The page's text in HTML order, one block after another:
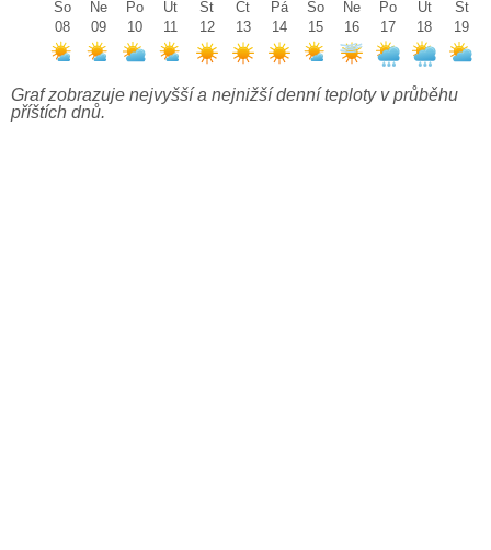
So
08
Ne
09
Po
10
Út
11
St
12
Čt
13
Pá
14
So
15
Ne
16
Po
17
Út
18
St
19
Graf zobrazuje nejvyšší a nejnižší denní teploty v průběhu
příštích dnů.